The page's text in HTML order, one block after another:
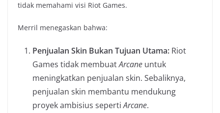
tidak memahami visi Riot Games.
Merril menegaskan bahwa:
Penjualan Skin Bukan Tujuan Utama: Riot
Games tidak membuatArcane untuk
meningkatkan penjualan skin. Sebaliknya,
penjualan skin membantu mendukung
proyek ambisius sepertiArcane.